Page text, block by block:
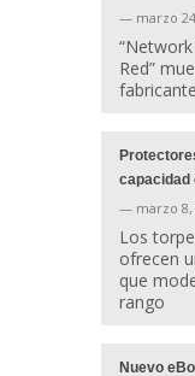
— marzo
Red”
capacidad
— marzo 8,
Los
ofrecen
que
rango
Nuevo